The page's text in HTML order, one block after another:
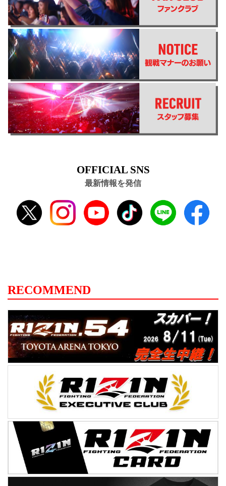
OFFICIAL SNS
最新情報を発信
RECOMMEND